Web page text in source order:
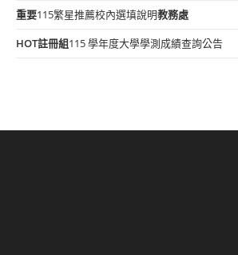
重要115繁星推薦校內選填說明教務處
HOT註冊組115 學年度大學學測成績查詢公告